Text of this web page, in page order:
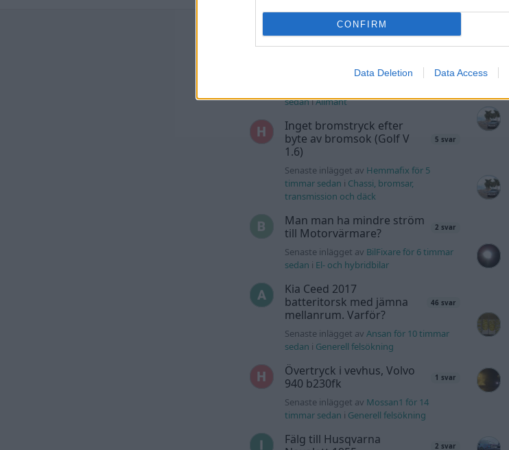
CONFIRM
Data Deletion Data Access
Senaste foruminläggen
av helt fel anledning.
sedaniAllmänt
Inget bromstryck efter
byte av bromsok (Golf V
1.6)
5 svar
Senaste inlägget av Hemmafix för 5
timmar sedan i Chassi, bromsar,
transmission och däck
Man man ha mindre ström
till Motorvärmare?
2 svar
Senaste inlägget av BilFixare för 6 timmar
sedan i El- och hybridbilar
Kia Ceed 2017
batteritorsk med jämna
mellanrum. Varför?
46 svar
Senaste inlägget avAnsan för 10 timmar
sedan i Generell felsökning
Övertryck i vevhus, Volvo
940 b230fk
1 svar
Senaste inlägget av Mossan1 för 14
timmar sedan i Generell felsökning
Fälg till Husqvarna
2 svar